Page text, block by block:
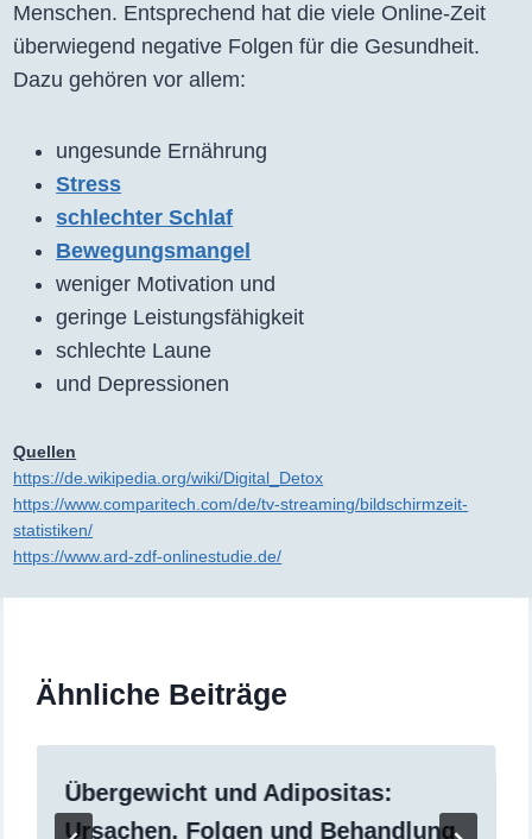
Menschen. Entsprechend hat die viele Online-Zeit
überwiegend negative Folgen für die Gesundheit.
Dazu gehören vor allem:
ungesunde Ernährung
Stress
schlechter Schlaf
Bewegungsmangel
weniger Motivation und
geringe Leistungsfähigkeit
schlechte Laune
und Depressionen
Quellen
https://de.wikipedia.org/wiki/Digital_Detox
https://www.comparitech.com/de/tv-streaming/bildschirmzeit-
statistiken/
https://www.ard-zdf-onlinestudie.de/
Ähnliche Beiträge
Übergewicht und Adipositas:
Ursachen, Folgen und Behandlung